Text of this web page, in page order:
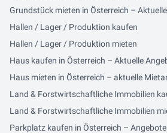
Grundstück mieten in Österreich –
Hallen / Lager / Produktion kaufen
Hallen / Lager / Produktion mieten
Haus kaufen in Österreich – Aktuelle
Haus mieten in Österreich – aktuelle
Land & Forstwirtschaftliche Immobilien
Land & Forstwirtschaftliche Immobilien
Parkplatz kaufen in Österreich –